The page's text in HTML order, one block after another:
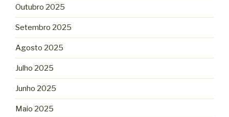
Outubro 2025
Setembro 2025
Agosto 2025
Julho 2025
Junho 2025
Maio 2025